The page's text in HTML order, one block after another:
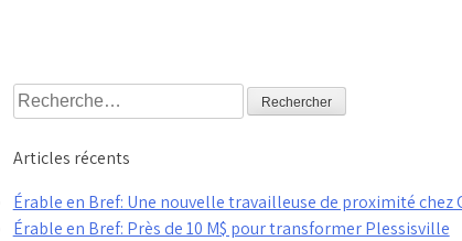
Rechercher :
Articles récents
Érable en Bref: Une nouvelle travailleuse de proximité chez
Érable en Bref: Près de 10 M$ pour transformer Plessisville